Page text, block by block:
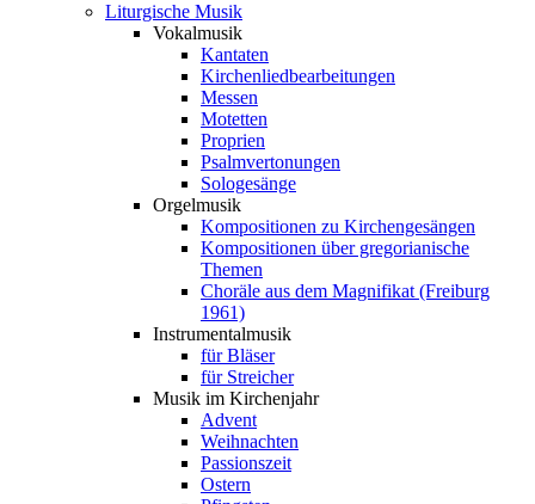
Liturgische Musik
Vokalmusik
Kantaten
Kirchenliedbearbeitungen
Messen
Motetten
Proprien
Psalmvertonungen
Sologesänge
Orgelmusik
Kompositionen zu Kirchengesängen
Kompositionen über gregorianische
Themen
Choräle aus dem Magnifikat (Freiburg
1961)
Instrumentalmusik
für Bläser
für Streicher
Musik im Kirchenjahr
Advent
Weihnachten
Passionszeit
Ostern